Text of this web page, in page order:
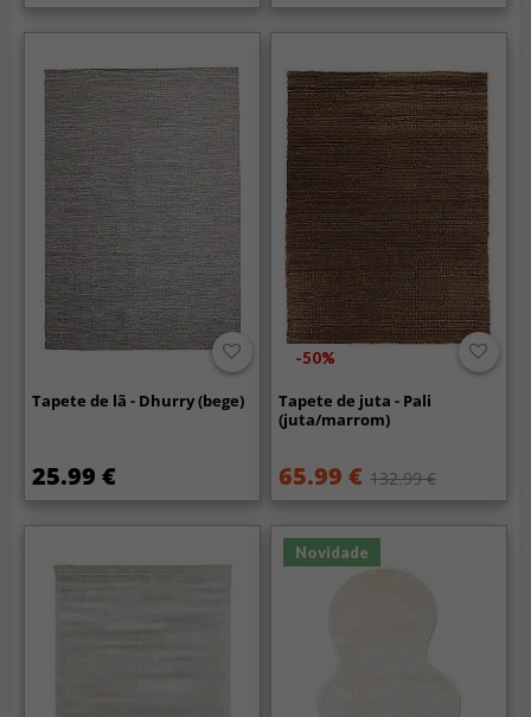
Tapete de lã - Dhurry (bege)
25.99 €
-50%
Tapete de juta - Pali
(juta/marrom)
65.99 € 132.99 €
Novidade